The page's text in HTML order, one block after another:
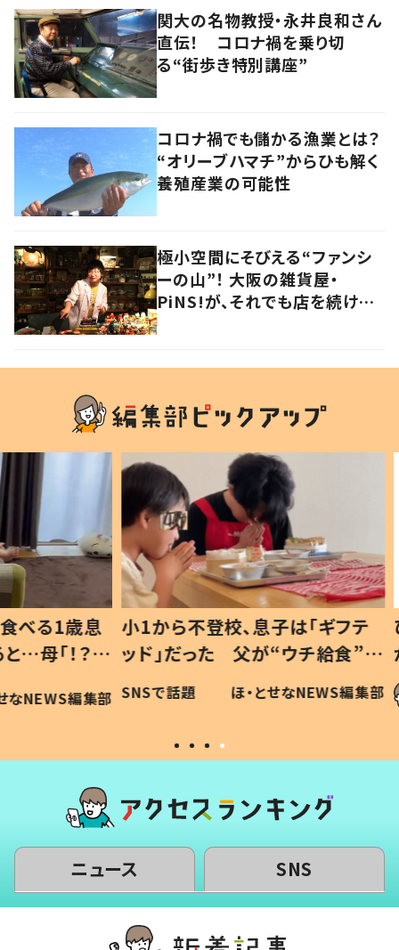
関大の名物教授・永井良和さん
直伝！ コロナ禍を乗り切
る“街歩き特別講座”
コロナ禍でも儲かる漁業とは？
“オリーブハマチ”からひも解く
養殖産業の可能性
極小空間にそびえる“ファンシ
ーの山”！ 大阪の雑貨屋・
PiNS!が、それでも店を続ける
歳息
？」
編集部
小1から不登校、息子は「ギフテ
ッド」だった 父が“ウチ給食”を
作り続ける理由とは #令和の親
#令和の子
SNSで話題 ほ・とせなNEWS編集部
ひ孫
が、抱
「涙が
い」
ニュース SNS